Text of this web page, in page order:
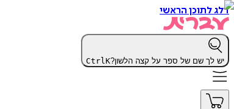
דלג לתוכן הראשי
יש לך שם של ספר על קצה הלשון? CtrlK